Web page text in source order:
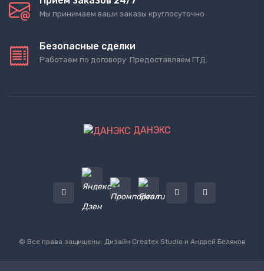
Мы принимаем ваши заказы круглосуточно
Безопасные сделки
Работаем по договору. Предоставляем ГТД.
ДАНЭКС
© Все права защищены. Дизайн Createx Studio и Андрей Беляков